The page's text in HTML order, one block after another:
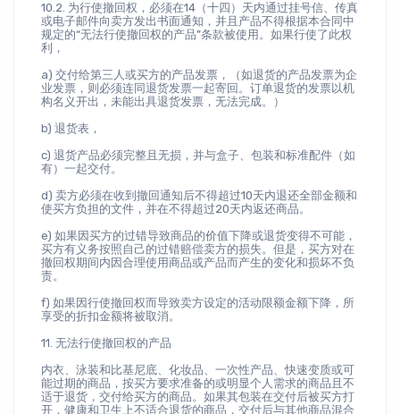
10.2. 为行使撤回权，必须在14（十四）天内通过挂号信、传真
或电子邮件向卖方发出书面通知，并且产品不得根据本合同中
规定的“无法行使撤回权的产品”条款被使用。如果行使了此权
利，
a) 交付给第三人或买方的产品发票，（如退货的产品发票为企
业发票，则必须连同退货发票一起寄回。订单退货的发票以机
构名义开出，未能出具退货发票，无法完成。）
b) 退货表，
c) 退货产品必须完整且无损，并与盒子、包装和标准配件（如
有）一起交付。
d) 卖方必须在收到撤回通知后不得超过10天内退还全部金额和
使买方负担的文件，并在不得超过20天内返还商品。
e) 如果因买方的过错导致商品的价值下降或退货变得不可能，
买方有义务按照自己的过错赔偿卖方的损失。但是，买方对在
撤回权期间内因合理使用商品或产品而产生的变化和损坏不负
责。
f) 如果因行使撤回权而导致卖方设定的活动限额金额下降，所
享受的折扣金额将被取消。
11. 无法行使撤回权的产品
内衣、泳装和比基尼底、化妆品、一次性产品、快速变质或可
能过期的商品，按买方要求准备的或明显个人需求的商品且不
适于退货，交付给买方的商品。如果其包装在交付后被买方打
开，健康和卫生上不适合退货的商品，交付后与其他商品混合